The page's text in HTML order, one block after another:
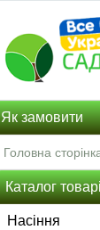
Як замовити
Головна
Каталог
Насіння